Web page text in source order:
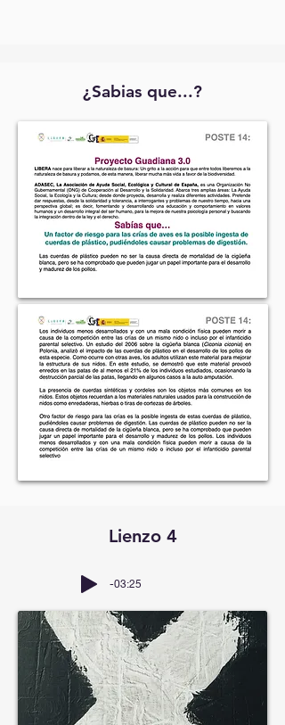
¿Sabias que...?
Lienzo 4
-03:25